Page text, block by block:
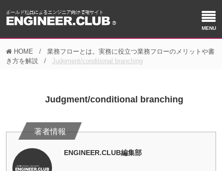
HOME
業務フローとは。実務に役立つ業務フローのメリットや書
き方を解説
Judgment/conditional branching
Judgment/conditional branching
ENGINEER.CLUB編集部